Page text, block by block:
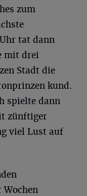
zum
tat dann
mit drei
Stadt die
kund.
spielte dann
zünftiger
viel Lust auf